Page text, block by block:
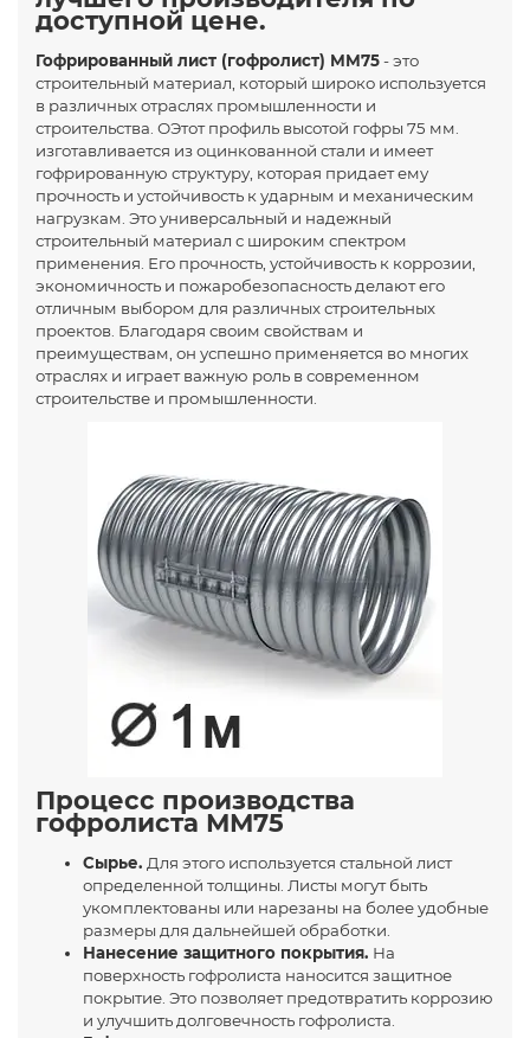
доступной цене.
Гофрированный лист (гофролист) ММ75- это
строительный материал, который широко используется
в различных отраслях промышленности и
строительства. ОЭтот профиль высотой гофры 75 мм.
изготавливается из оцинкованной стали и имеет
гофрированную структуру, которая придает ему
прочность и устойчивость к ударным и механическим
нагрузкам. Это универсальный и надежный
строительный материал с широким спектром
применения. Его прочность, устойчивость к коррозии,
экономичность и пожаробезопасность делают его
отличным выбором для различных строительных
проектов. Благодаря своим свойствам и
преимуществам, он успешно применяется во многих
отраслях и играет важную роль в современном
строительстве и промышленности.
Процесс производства
гофролиста ММ75
Сырье. Для этого используется стальной лист
определенной толщины. Листы могут быть
укомплектованы или нарезаны на более удобные
размеры для дальнейшей обработки.
Нанесение защитного покрытия. На
поверхность гофролиста наносится защитное
покрытие. Это позволяет предотвратить коррозию
и улучшить долговечность гофролиста.